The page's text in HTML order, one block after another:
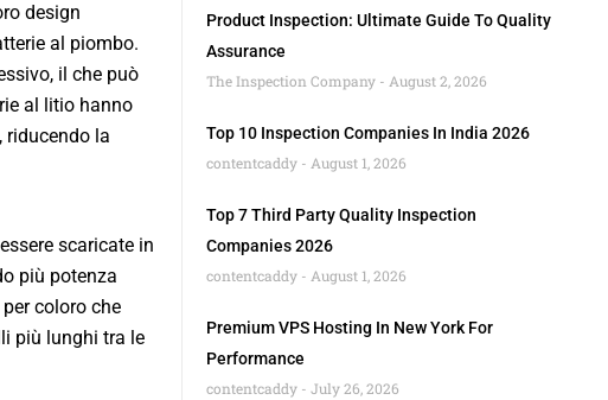
design
al piombo.
il che può
al litio hanno
riducendo la
scaricate in
più potenza
coloro che
più lunghi tra le
Product Inspection: Ultimate Guide To Quality
Assurance
The Inspection Company
August 2, 2026
Top 10 Inspection Companies In India 2026
contentcaddy
August 1, 2026
Top 7 Third Party Quality Inspection
Companies 2026
contentcaddy
August 1, 2026
Premium VPS Hosting In New York For
Performance
contentcaddy
July 26, 2026